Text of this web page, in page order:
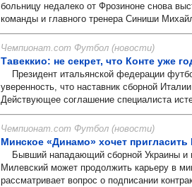
больницу недалеко от Фрозиноне снова
команды и главного тренера Синиши
Чемпионат.com Футбол (новости)
Тавеккио: не секрет, что Конте уже
Президент итальянской федерации
уверенность, что наставник сборной
Действующее соглашение специалиста
Чемпионат.com Футбол (новости)
Минское «Динамо» хочет пригласить
Бывший нападающий сборной Украины и
Милевский может продолжить карьеру в
рассматривает вопрос о подписании